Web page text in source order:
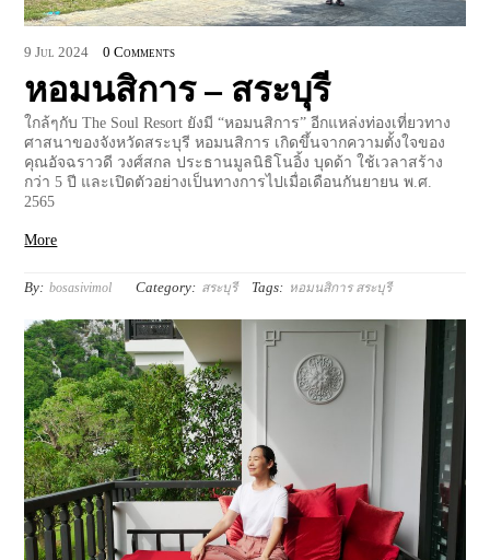
9 Jul 2024 0 Comments
หอมนสิการ – สระบุรี
ใกล้ๆกับ The Soul Resort ยังมี “หอมนสิการ” อีกแหล่งท่องเที่ยวทาง
ศาสนาของจังหวัดสระบุรี หอมนสิการ เกิดขึ้นจากความตั้งใจของ
คุณอัจฉราวดี วงศ์สกล ประธานมูลนิธิโนอิ้ง บุดด้า ใช้เวลาสร้าง
กว่า 5 ปี และเปิดตัวอย่างเป็นทางการไปเมื่อเดือนกันยายน พ.ศ.
2565
More
By: bosasivimol Category: สระบุรี Tags: หอมนสิการ สระบุรี